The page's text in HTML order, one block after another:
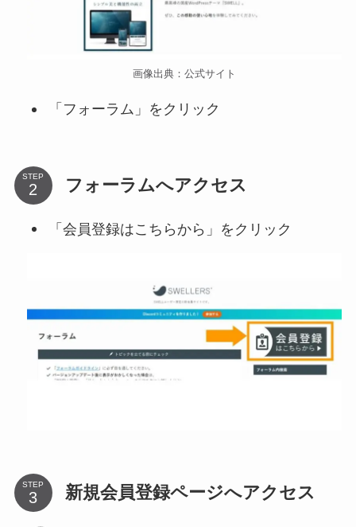
画像出典：公式サイト
「フォーラム」をクリック
STEP フォーラムへアクセス
「会員登録はこちらから」をクリック
STEP 新規会員登録ページへアクセス